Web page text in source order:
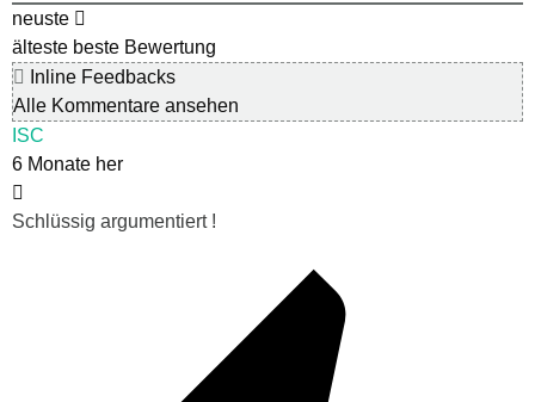
neuste
älteste beste Bewertung
Inline Feedbacks
Alle Kommentare ansehen
ISC
6 Monate her
Schlüssig argumentiert !